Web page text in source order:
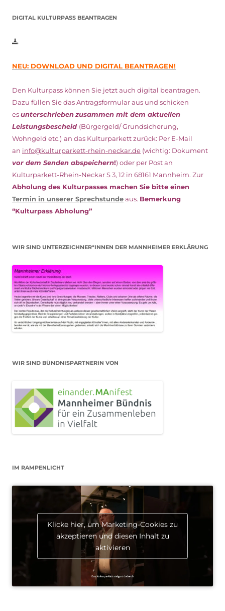
DIGITAL KULTURPASS BEANTRAGEN
NEU: DOWNLOAD UND DIGITAL BEANTRAGEN!
Den Kulturpass können Sie jetzt auch digital beantragen.
Dazu füllen Sie das Antragsformular aus und schicken
esunterschriebenzusammen mit dem aktuellen
Leistungsbescheid (Bürgergeld/ Grundsicherung,
Wohngeld etc.) an das Kulturparkett zurück: Per E-Mail
an info@kulturparkett-rhein-neckar.de (wichtig: Dokument
vor dem Senden abspeichern!) oder per Post an
Kulturparkett-Rhein-Neckar S 3, 12 in 68161 Mannheim. Zur
Abholung des Kulturpasses machen Sie bitte einen
Termin in unserer Sprechstundeaus. Bemerkung
“Kulturpass Abholung”
WIR SIND UNTERZEICHNER*INNEN DER MANNHEIMER ERKLÄRUNG
WIR SIND BÜNDNISPARTNERIN VON
IM RAMPENLICHT
Klicke hier, um Marketing-Cookies zu
akzeptieren und diesen Inhalt zu
aktivieren